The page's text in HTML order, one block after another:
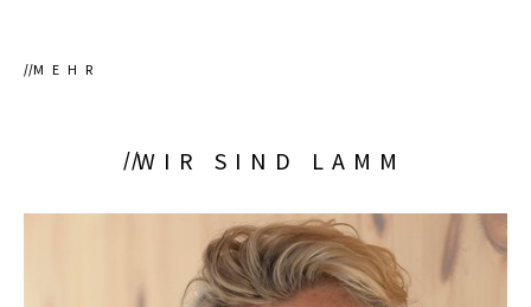
MEHR
WIR SIND LAMM